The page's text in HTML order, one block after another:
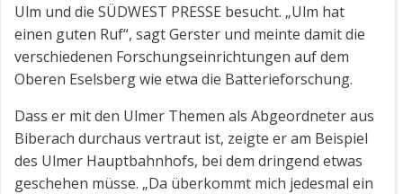
Ulm und die SÜDWEST PRESSE besucht. „Ulm hat
einen guten Ruf“, sagt Gerster und meinte damit die
verschiedenen Forschungseinrichtungen auf dem
Oberen Eselsberg wie etwa die Batterieforschung.
Dass er mit den Ulmer Themen als Abgeordneter aus
Biberach durchaus vertraut ist, zeigte er am Beispiel
des Ulmer Hauptbahnhofs, bei dem dringend etwas
geschehen müsse. „Da überkommt mich jedesmal ein